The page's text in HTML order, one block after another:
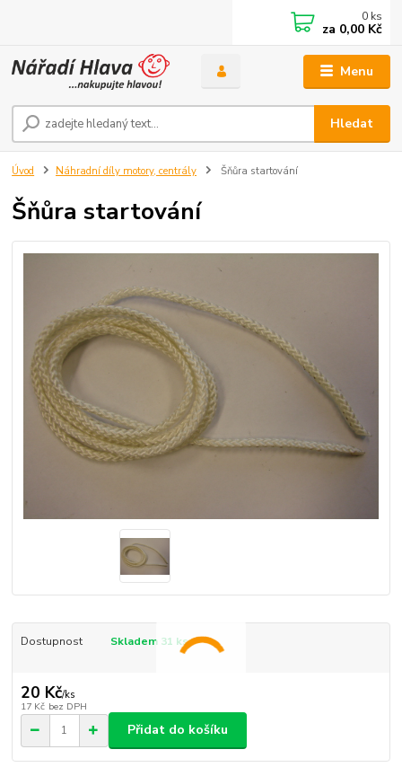
Menu
Hledat
0 ks
za 0,00 Kč
Úvod Náhradní díly motory, centrály Šňůra startování
Šňůra startování
Dostupnost Skladem 31 ks
20 Kč/ks
17 Kč bez DPH
Přidat do košíku